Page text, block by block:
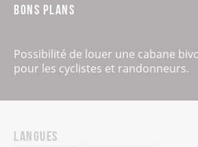
Bons plans
Possibilité de louer une cabane
pour les cyclistes et randonneurs.
Langues